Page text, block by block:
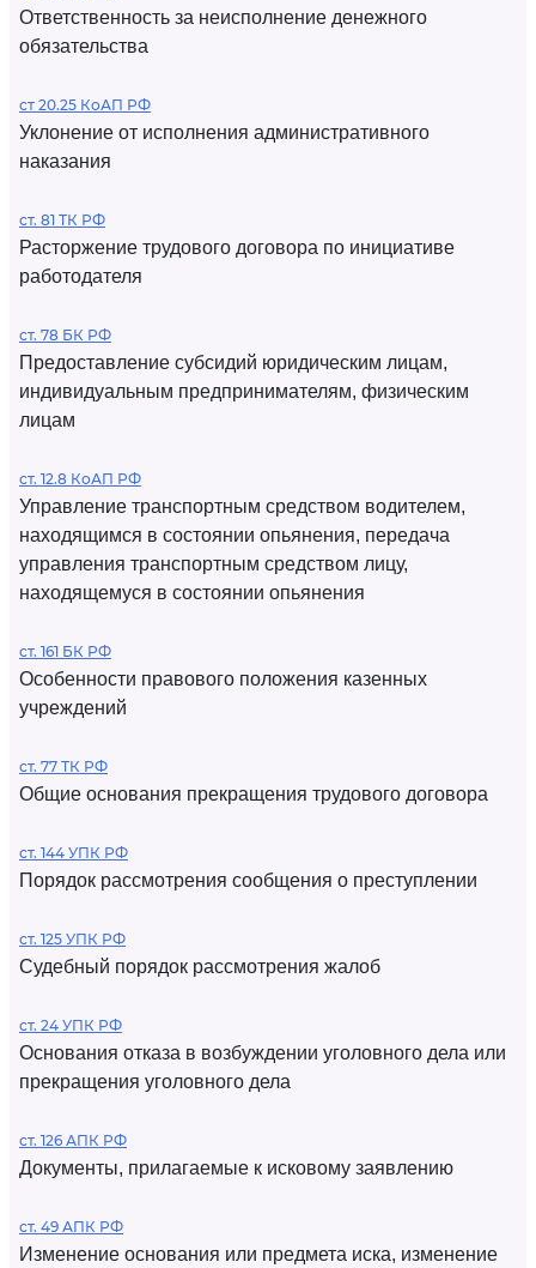
Ответственность за неисполнение денежного
обязательства
ст 20.25 КоАП РФ
Уклонение от исполнения административного
наказания
ст. 81 ТК РФ
Расторжение трудового договора по инициативе
работодателя
ст. 78 БК РФ
Предоставление субсидий юридическим лицам,
индивидуальным предпринимателям, физическим
лицам
ст. 12.8 КоАП РФ
Управление транспортным средством водителем,
находящимся в состоянии опьянения, передача
управления транспортным средством лицу,
находящемуся в состоянии опьянения
ст. 161 БК РФ
Особенности правового положения казенных
учреждений
ст. 77 ТК РФ
Общие основания прекращения трудового договора
ст. 144 УПК РФ
Порядок рассмотрения сообщения о преступлении
ст. 125 УПК РФ
Судебный порядок рассмотрения жалоб
ст. 24 УПК РФ
Основания отказа в возбуждении уголовного дела или
прекращения уголовного дела
ст. 126 АПК РФ
Документы, прилагаемые к исковому заявлению
ст. 49 АПК РФ
Изменение основания или предмета иска, изменение